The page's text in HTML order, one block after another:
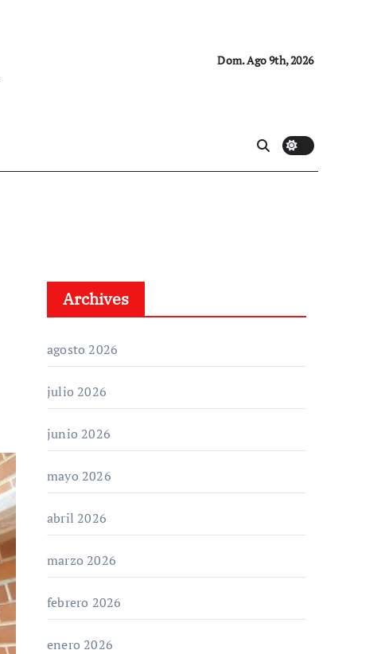
Dom. Ago 9th, 2026
Archives
agosto 2026
julio 2026
junio 2026
mayo 2026
abril 2026
marzo 2026
febrero 2026
enero 2026